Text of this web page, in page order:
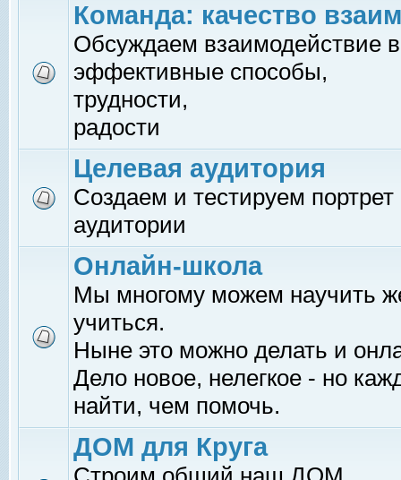
Команда: качество
Обсуждаем взаимодействие
эффективные способы,
трудности,
радости
Целевая аудитория
Создаем и тестируем
аудитории
Онлайн-школа
Мы многому можем научить
учиться.
Ныне это можно делать и
Дело новое, нелегкое - но
найти, чем помочь.
ДОМ для Круга